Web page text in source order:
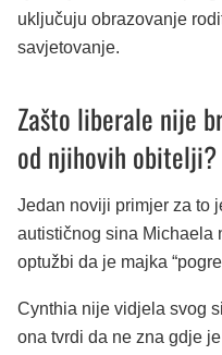
uključuju obrazovanje
savjetovanje.
Zašto liberale nije
od njihovih obitelji?
Jedan noviji primjer za to
autističnog sina Michaela
optužbi da je majka
Cynthia nije vidjela svog
ona tvrdi da ne zna gdje